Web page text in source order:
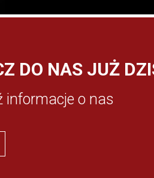
DO NAS JUŻ
informacje o nas